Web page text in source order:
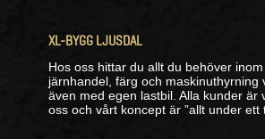
XL-BYGG LJUSDAL
Hos oss hittar du allt du behöver inom
järnhandel, färg och maskinuthyrning
även med egen lastbil. Alla kunder är
oss och vårt koncept är ”allt under ett